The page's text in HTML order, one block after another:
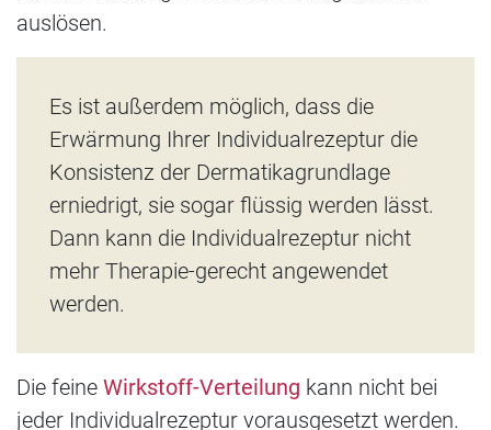
auslösen.
Es ist außerdem möglich, dass die
Erwärmung Ihrer Individualrezeptur die
Konsistenz der Dermatikagrundlage
erniedrigt, sie sogar flüssig werden lässt.
Dann kann die Individualrezeptur nicht
mehr Therapie-gerecht angewendet
werden.
Die feine Wirkstoff-Verteilung kann nicht bei
jeder Individualrezeptur vorausgesetzt werden.